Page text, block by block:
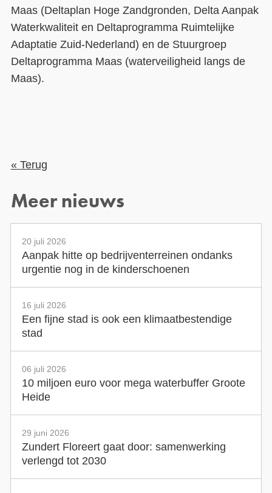
Maas (Deltaplan Hoge Zandgronden, Delta Aanpak
Waterkwaliteit en Deltaprogramma Ruimtelijke
Adaptatie Zuid-Nederland) en de Stuurgroep
Deltaprogramma Maas (waterveiligheid langs de
Maas).
« Terug
Meer nieuws
20 juli 2026
Aanpak hitte op bedrijventerreinen ondanks
urgentie nog in de kinderschoenen
16 juli 2026
Een fijne stad is ook een klimaatbestendige
stad
06 juli 2026
10 miljoen euro voor mega waterbuffer Groote
Heide
29 juni 2026
Zundert Floreert gaat door: samenwerking
verlengd tot 2030